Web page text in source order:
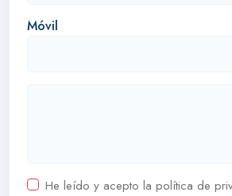
Móvil
He leído y acepto la política de